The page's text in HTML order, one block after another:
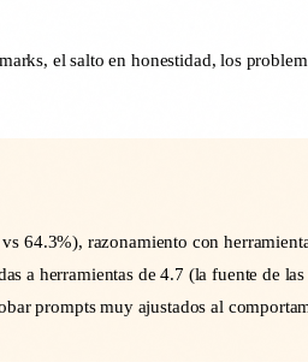
el salto en honestidad, los
64.3%), razonamiento con
a herramientas de 4.7 (la fuente de
prompts muy ajustados al